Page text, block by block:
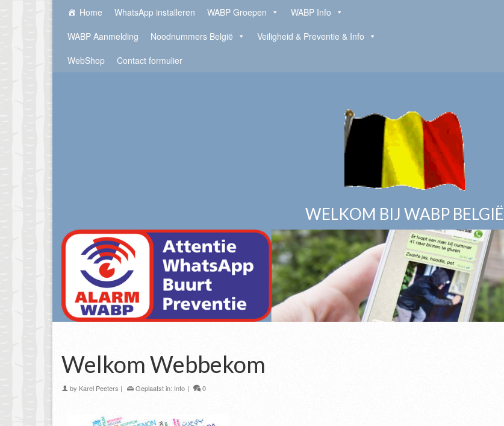
Home WhatsApp installeren WABP Groepen
WABP Info
WABP Aanmelding
Noodnummers België
Veiligheid & Preventie & Info
WebShop
Contact formulier
WELKOM BIJ WABP BELGIË
Welkom Webbekom
by Karel Peeters | Geplaatst in: Info | 0